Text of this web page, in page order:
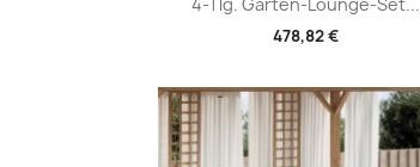
478,82 €